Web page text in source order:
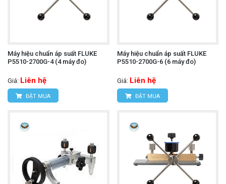
Máy hiệu chuẩn áp suất FLUKE
P5510-2700G-4 (4 máy đo)
Giá: Liên hệ
ĐẶT MUA
Máy hiệu chuẩn áp suất FLUKE
P5510-2700G-6 (6 máy đo)
Giá: Liên hệ
ĐẶT MUA